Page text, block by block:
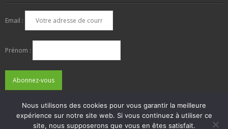
Email :
Prénom :
Nous utilisons des cookies pour vous garantir la meilleure
expérience sur notre site web. Si vous continuez à utiliser ce
site, nous supposerons que vous en êtes satisfait.